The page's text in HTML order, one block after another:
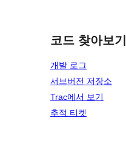
코드 찾아보기
개발 로그
서브버전 저장소
Trac에서 보기
추적 티켓